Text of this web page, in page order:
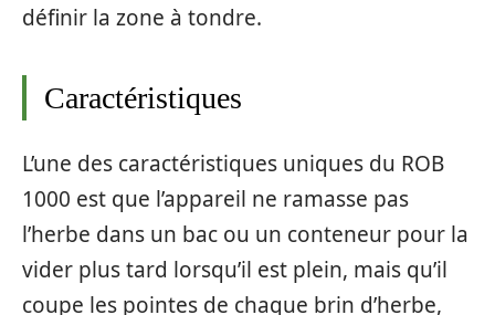
définir la zone à tondre.
Caractéristiques
L’une des caractéristiques uniques du ROB
1000 est que l’appareil ne ramasse pas
l’herbe dans un bac ou un conteneur pour la
vider plus tard lorsqu’il est plein, mais qu’il
coupe les pointes de chaque brin d’herbe,